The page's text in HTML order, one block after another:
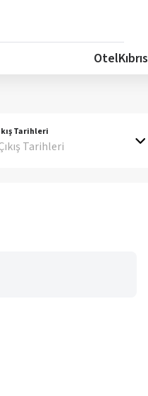
OtelKıbrıs
Tarihleri
Tarihleri